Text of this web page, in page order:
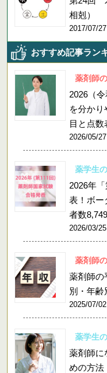
相剋）
2017/07/27
おすすめ記事ラン
薬剤師
2026（
を分か
目と点数
2026/05/27
薬学生
2026年
表！ボー
者数
2026/03/25
薬剤師
薬剤師の
別・年齢
2025/07/02
薬学生
薬剤師に
めの方法